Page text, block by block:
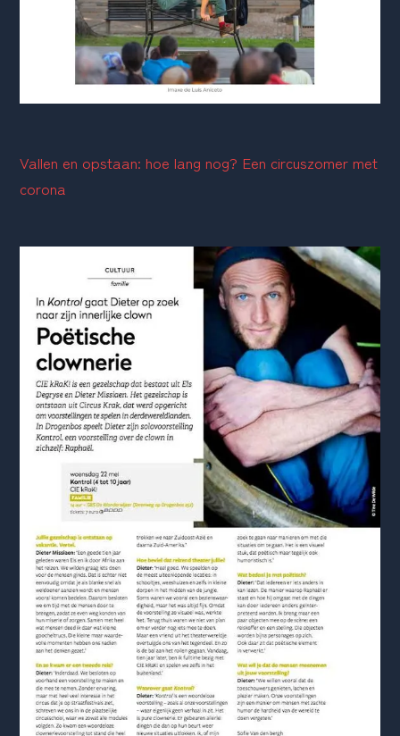
Vallen en opstaan: hoe lang nog? Een circuszomer met
corona